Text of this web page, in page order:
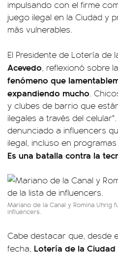
impulsando con el firme
juego ilegal en la Ciudad y
más vulnerables.
El Presidente de Lotería de
Acevedo, reflexionó sobre
fenómeno que
expandiendo mucho.
y clubes de barrio que
ilegales a través del
denunciado a influencers
ilegal, incluso en
Es una batalla contra la
Mariano de la Canal y Romina Uhrig
influencers.
Cabe destacar que, desde
fecha, Lotería de la